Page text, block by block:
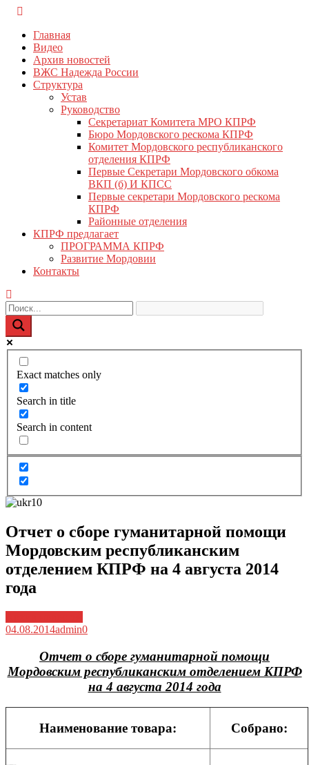
Перейти
содержимому
Главная
Видео
Архив новостей
ВЖС Надежда России
Структура
Устав
Руководство
Секретариат Комитета МРО КПРФ
Бюро Мордовского рескома КПРФ
Комитет Мордовского республиканского
отделения КПРФ
Первые Секретари Мордовского обкома
ВКП (б) И КПСС
Первые секретари Мордовского рескома
КПРФ
Районные отделения
КПРФ предлагает
ПРОГРАММА КПРФ
Развитие Мордовии
Контакты
Exact matches only
Search in title
Search in content
Отчет о сборе гуманитарной помощи
Мордовским республиканским
отделением КПРФ на 4 августа 2014
года
04.08.2014admin0
Отчет о сборе гуманитарной помощи
Мордовским республиканским отделением КПРФ
на 4 августа 2014 года
Наименование товара: Собрано: